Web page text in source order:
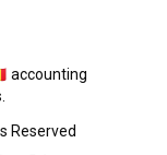
accounting
Reserved